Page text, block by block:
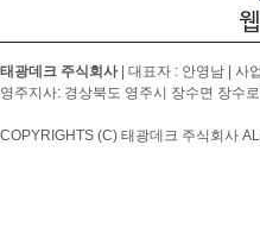
태광데크 주식회사| 대표자 : 안영남 | 사
영주지사: 경상북도 영주시 장수면 장수
COPYRIGHTS (C) 태광데크 주식회사